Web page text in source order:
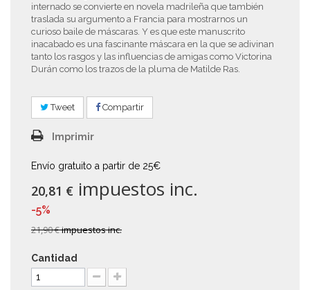
internado se convierte en novela madrileña que también
traslada su argumento a Francia para mostrarnos un
curioso baile de máscaras. Y es que este manuscrito
inacabado es una fascinante máscara en la que se adivinan
tanto los rasgos y las influencias de amigas como Victorina
Durán como los trazos de la pluma de Matilde Ras.
Tweet Compartir
Imprimir
Envío gratuito a partir de 25€
20,81 € impuestos inc.
-5%
21,90 €impuestos inc.
Cantidad